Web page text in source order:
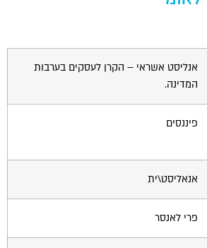
את
כל
האפשרויות
אנליסט אשראי – הקרן לעסקים בערבות
המדינה.
פיננסים
אנאליסט\ית
פרי לאנסר